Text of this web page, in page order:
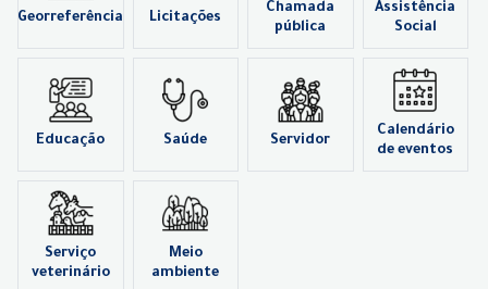
Georreferência Licitações
Chamada
pública
Assistência
Social
Educação Saúde Servidor
Calendário
de eventos
Serviço
veterinário
Meio
ambiente